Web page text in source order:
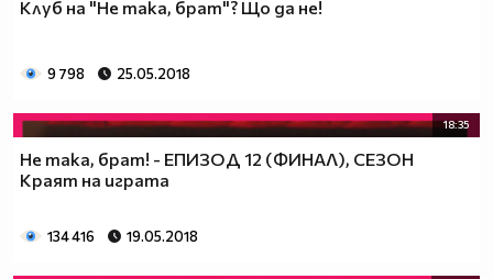
Клуб на "Не така, брат"? Що да не!
9 798 25.05.2018
18:35
Не така, брат! - ЕПИЗОД 12 (ФИНАЛ), СЕЗОН
Краят на играта
134 416 19.05.2018